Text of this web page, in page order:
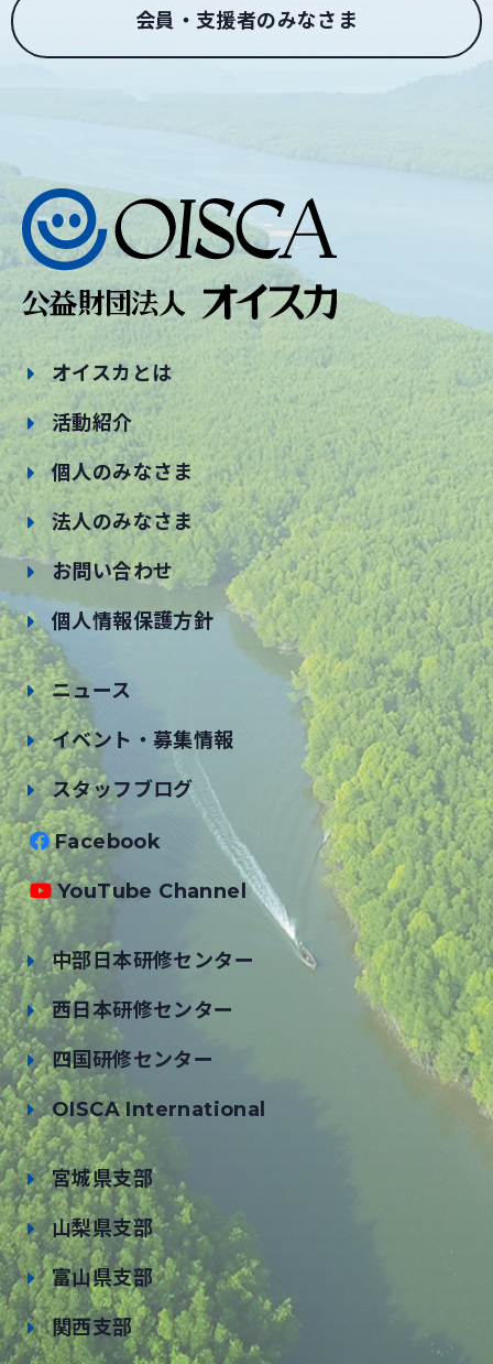
会員・支援者のみなさま
オイスカとは
活動紹介
個人のみなさま
法人のみなさま
お問い合わせ
個人情報保護方針
ニュース
イベント・募集情報
スタッフブログ
Facebook
YouTube Channel
中部日本研修センター
西日本研修センター
四国研修センター
OISCA International
宮城県支部
山梨県支部
富山県支部
関西支部